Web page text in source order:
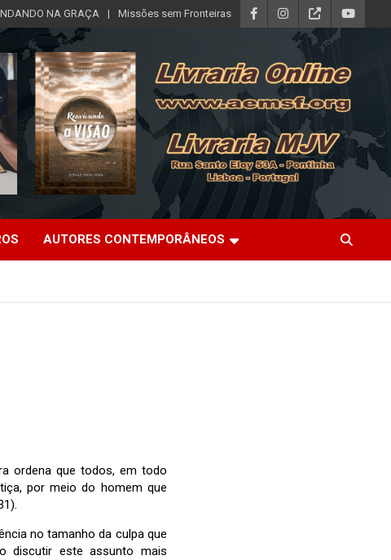
NA GRAÇA Missões sem Fronteiras
AUTORES CONTEMPORÂNEOS
ordena que todos, em todo
por meio do homem que
no tamanho da culpa que
discutir este assunto mais